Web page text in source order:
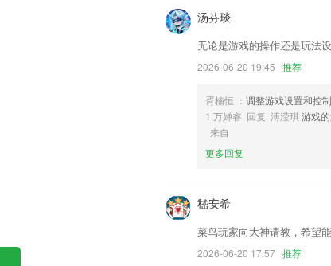
3,*灵活的手指操作
4,一对一为您解答入驻难题
5,可实现多家跨纬度分布养殖场的
9uu–登录界面软件优势
1.所覆盖的范围真的非常的广，全
2.清晰美观的软件页面，带给用户
与你同在
4.：将三年级上册的所有单词都进
5.线上的学习内容都是非常优质的
汤芬琰
无论是游戏的操作还是玩法
2026-06-20 19:45 推荐
胥楠恒 ：调整游戏设置和控
1.万婵睿 回复 溥滢琪 游戏
来自
更多回复
嵇安希
菜鸟玩家向大神请教，希望
2026-06-20 17:57 推荐